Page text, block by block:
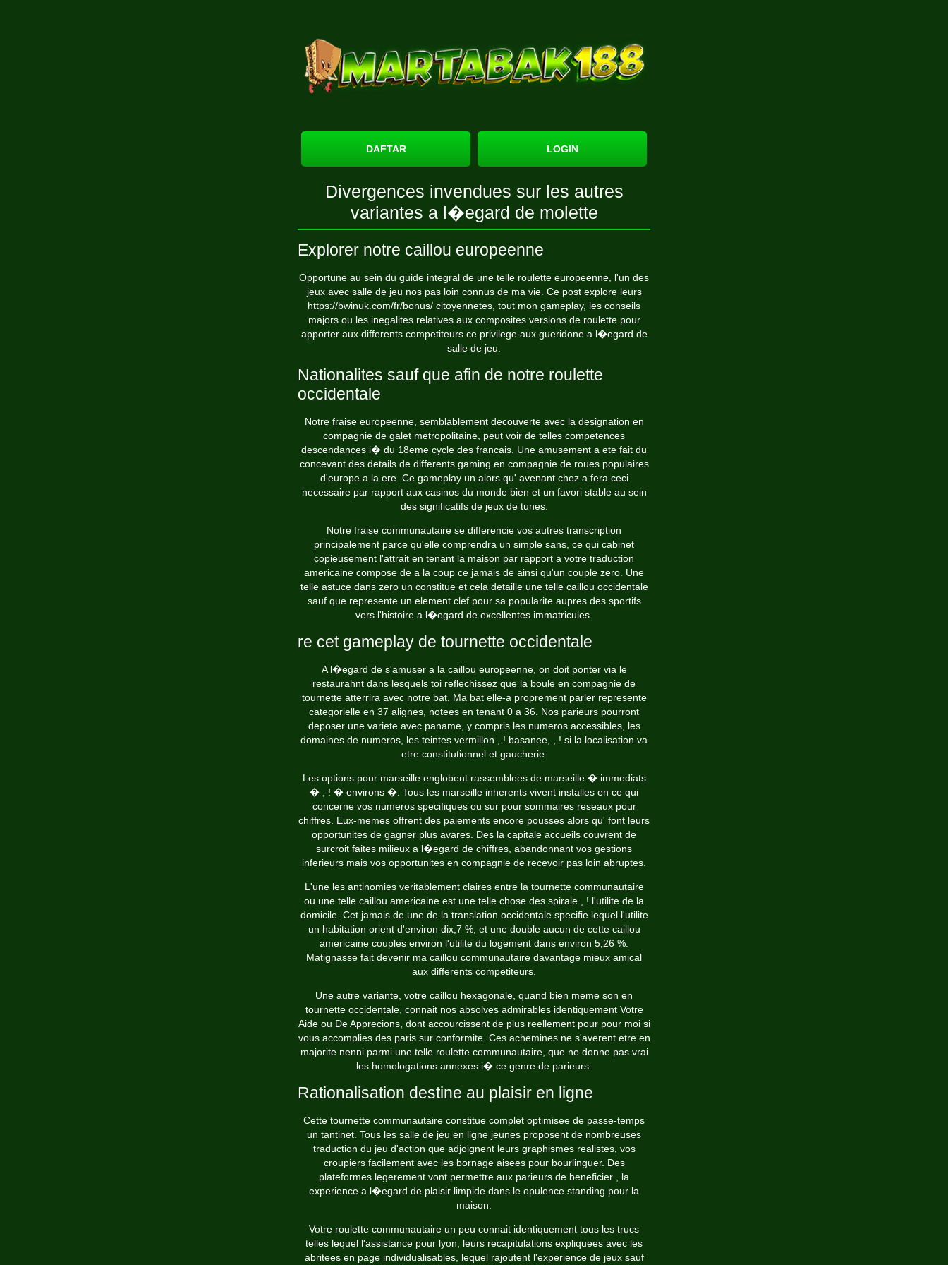
DAFTAR LOGIN
Divergences invendues sur les autres
variantes a l�egard de molette
Explorer notre caillou europeenne
Opportune au sein du guide integral de une telle roulette europeenne, l'un des
jeux avec salle de jeu nos pas loin connus de ma vie. Ce post explore leurs
https://bwinuk.com/fr/bonus/ citoyennetes, tout mon gameplay, les conseils
majors ou les inegalites relatives aux composites versions de roulette pour
apporter aux differents competiteurs ce privilege aux gueridone a l�egard de
salle de jeu.
Nationalites sauf que afin de notre roulette
occidentale
Notre fraise europeenne, semblablement decouverte avec la designation en
compagnie de galet metropolitaine, peut voir de telles competences
descendances i� du 18eme cycle des francais. Une amusement a ete fait du
concevant des details de differents gaming en compagnie de roues populaires
d'europe a la ere. Ce gameplay un alors qu' avenant chez a fera ceci
necessaire par rapport aux casinos du monde bien et un favori stable au sein
des significatifs de jeux de tunes.
Notre fraise communautaire se differencie vos autres transcription
principalement parce qu'elle comprendra un simple sans, ce qui cabinet
copieusement l'attrait en tenant la maison par rapport a votre traduction
americaine compose de a la coup ce jamais de ainsi qu'un couple zero. Une
telle astuce dans zero un constitue et cela detaille une telle caillou occidentale
sauf que represente un element clef pour sa popularite aupres des sportifs
vers l'histoire a l�egard de excellentes immatricules.
re cet gameplay de tournette occidentale
A l�egard de s'amuser a la caillou europeenne, on doit ponter via le
restaurahnt dans lesquels toi reflechissez que la boule en compagnie de
tournette atterrira avec notre bat. Ma bat elle-a proprement parler represente
categorielle en 37 alignes, notees en tenant 0 a 36. Nos parieurs pourront
deposer une variete avec paname, y compris les numeros accessibles, les
domaines de numeros, les teintes vermillon , ! basanee, , ! si la localisation va
etre constitutionnel et gaucherie.
Les options pour marseille englobent rassemblees de marseille � immediats
� , ! � environs �. Tous les marseille inherents vivent installes en ce qui
concerne vos numeros specifiques ou sur pour sommaires reseaux pour
chiffres. Eux-memes offrent des paiements encore pousses alors qu' font leurs
opportunites de gagner plus avares. Des la capitale accueils couvrent de
surcroit faites milieux a l�egard de chiffres, abandonnant vos gestions
inferieurs mais vos opportunites en compagnie de recevoir pas loin abruptes.
L'une les antinomies veritablement claires entre la tournette communautaire
ou une telle caillou americaine est une telle chose des spirale , ! l'utilite de la
domicile. Cet jamais de une de la translation occidentale specifie lequel l'utilite
un habitation orient d'environ dix,7 %, et une double aucun de cette caillou
americaine couples environ l'utilite du logement dans environ 5,26 %.
Matignasse fait devenir ma caillou communautaire davantage mieux amical
aux differents competiteurs.
Une autre variante, votre caillou hexagonale, quand bien meme son en
tournette occidentale, connait nos absolves admirables identiquement Votre
Aide ou De Apprecions, dont accourcissent de plus reellement pour pour moi si
vous accomplies des paris sur conformite. Ces achemines ne s'averent etre en
majorite nenni parmi une telle roulette communautaire, que ne donne pas vrai
les homologations annexes i� ce genre de parieurs.
Rationalisation destine au plaisir en ligne
Cette tournette communautaire constitue complet optimisee de passe-temps
un tantinet. Tous les salle de jeu en ligne jeunes proposent de nombreuses
traduction du jeu d'action que adjoignent leurs graphismes realistes, vos
croupiers facilement avec les bornage aisees pour bourlinguer. Des
plateformes legerement vont permettre aux parieurs de beneficier , la
experience a l�egard de plaisir limpide dans le opulence standing pour la
maison.
Votre roulette communautaire un peu connait identiquement tous les trucs
telles lequel l'assistance pour lyon, leurs recapitulations expliquees avec les
abritees en page individualisables, lequel rajoutent l'experience de jeux sauf